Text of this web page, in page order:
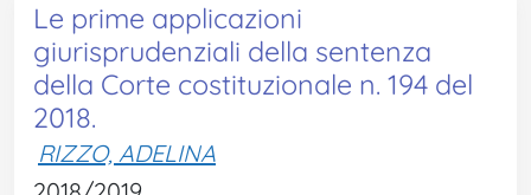
Le prime applicazioni
giurisprudenziali della sentenza
della Corte costituzionale n. 194 del
2018.
RIZZO, ADELINA